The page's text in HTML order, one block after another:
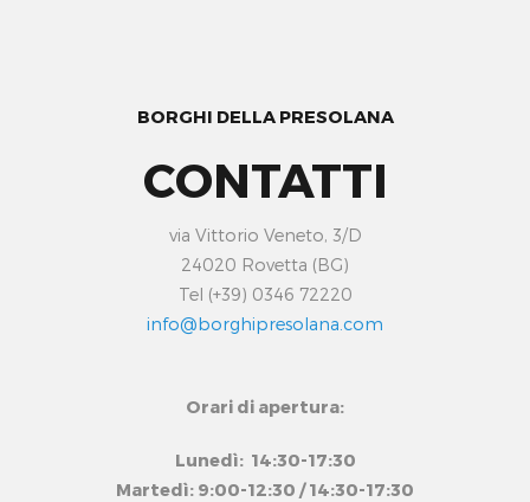
BORGHI DELLA PRESOLANA
CONTATTI
via Vittorio Veneto, 3/D
24020 Rovetta (BG)
Tel (+39) 0346 72220
info@borghipresolana.com
Orari di apertura:
Lunedì: 14:30-17:30
Martedì: 9:00-12:30 / 14:30-17:30